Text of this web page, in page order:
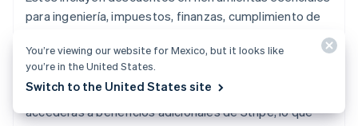
para ingeniería, impuestos, finanzas, cumplimiento de
la normativa y operaciones de líderes del sector, como
AWS, Carta y Perplexity. También te proporcionamos el
agente registrado de Delaware que necesitas gratis
durante el primer año. Además, como usuario de Atlas,
accederás a beneficios adicionales de Stripe, lo que
You’re viewing our website for Mexico, but it looks like
you’re in the United States.
Switch to the United States site